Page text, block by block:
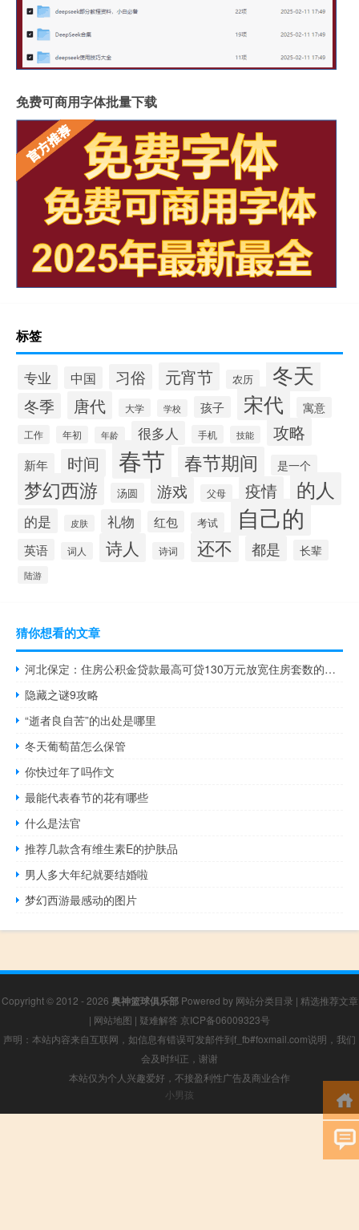
免费可商用字体批量下载
标签
专业 中国 习俗 元宵节 农历 冬天
冬季 唐代 大学 学校 孩子 宋代 寓意
工作 年初 年龄 很多人 手机 技能 攻略
新年 时间 春节 春节期间 是一个
梦幻西游 汤圆 游戏 父母 疫情 的人
的是 皮肤 礼物 红包 考试 自己的
英语 词人 诗人 诗词 还不 都是 长辈
陆游
猜你想看的文章
河北保定：住房公积金贷款最高可贷130万元放宽住房套数的认定标准
隐藏之谜9攻略
“逝者良自苦”的出处是哪里
冬天葡萄苗怎么保管
你快过年了吗作文
最能代表春节的花有哪些
什么是法官
推荐几款含有维生素E的护肤品
男人多大年纪就要结婚啦
梦幻西游最感动的图片
Copyright © 2012 - 2026 奥神篮球俱乐部Powered by 网站分类目录 | 精选推荐文章
| 网站地图 | 疑难解答 京ICP备06009323号
声明：本站内容来自互联网，如信息有错误可发邮件到f_fb#foxmail.com说明，我们
会及时纠正，谢谢
本站仅为个人兴趣爱好，不接盈利性广告及商业合作
小男孩